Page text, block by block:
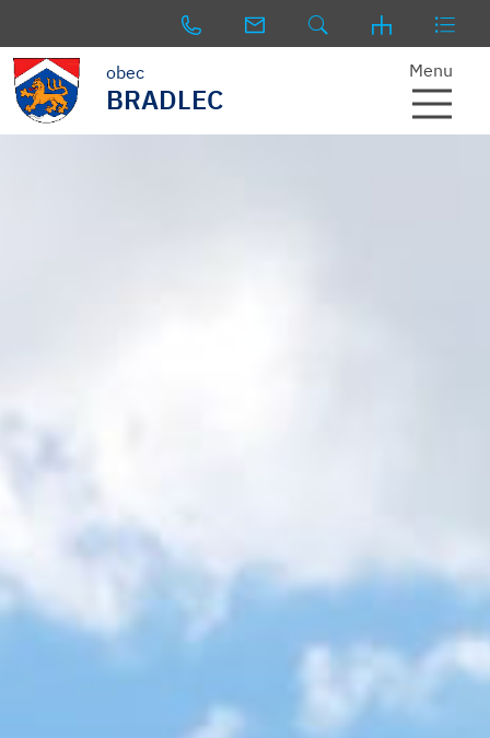
obec
BRADLEC
Menu